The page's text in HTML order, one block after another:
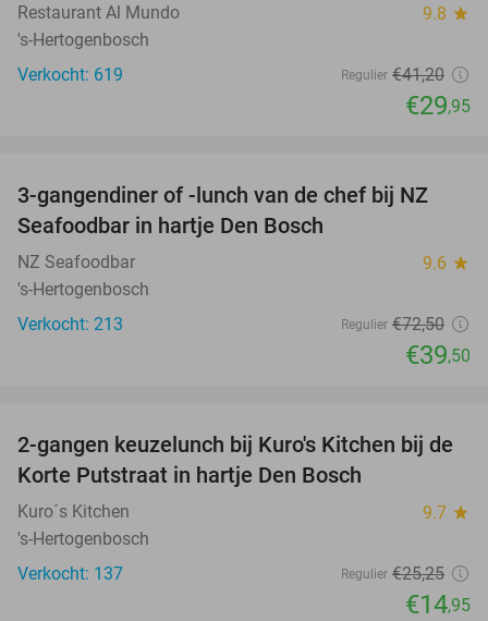
Restaurant Al Mundo 9.8 star
's-Hertogenbosch
Verkocht: 619
Regulier €41,20
€29,95
46%
3-gangendiner of -lunch van de chef bij NZ
Seafoodbar in hartje Den Bosch
NZ Seafoodbar 9.6 star
's-Hertogenbosch
Verkocht: 213
Regulier €72,50
€39,50
41%
2-gangen keuzelunch bij Kuro's Kitchen bij de
Korte Putstraat in hartje Den Bosch
Kuro´s Kitchen 9.7 star
's-Hertogenbosch
Verkocht: 137
Regulier €25,25
€14,95